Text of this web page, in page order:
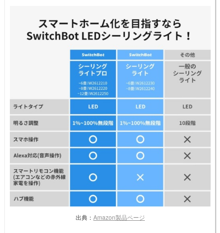
出典： Amazon製品ページ